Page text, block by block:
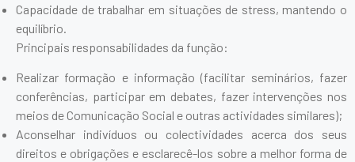
Capacidade de trabalhar em situações de stress, mantendo o
equilíbrio.
Principais responsabilidades da função:
Realizar formação e informação (facilitar seminários, fazer
conferências, participar em debates, fazer intervenções nos
meios de Comunicação Social e outras actividades similares);
Aconselhar indivíduos ou colectividades acerca dos seus
direitos e obrigações e esclarecê-los sobre a melhor forma de